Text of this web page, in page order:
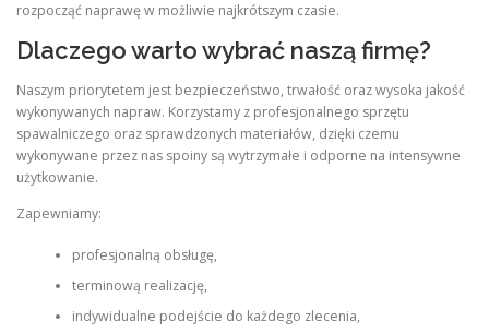
rozpocząć naprawę w możliwie najkrótszym czasie.
Dlaczego warto wybrać naszą firmę?
Naszym priorytetem jest bezpieczeństwo, trwałość oraz wysoka jakość
wykonywanych napraw. Korzystamy z profesjonalnego sprzętu
spawalniczego oraz sprawdzonych materiałów, dzięki czemu
wykonywane przez nas spoiny są wytrzymałe i odporne na intensywne
użytkowanie.
Zapewniamy:
profesjonalną obsługę,
terminową realizację,
indywidualne podejście do każdego zlecenia,